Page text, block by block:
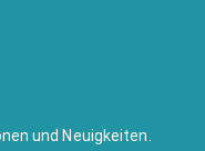
und Neuigkeiten.